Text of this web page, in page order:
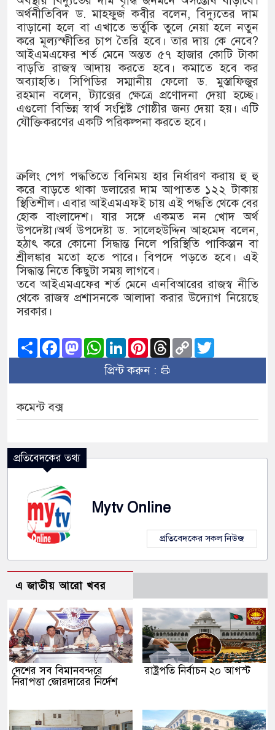
অর্থনীতিবিদ ড. মাহফুজ কবীর বলেন, বিদ্যুতের দাম
বাড়ানো হলে বা এখাতে ভর্তুকি তুলে নেয়া হলে নতুন
করে মূল্যস্ফীতির চাপ তৈরি হবে। তার দায় কে নেবে?
আইএমএফের শর্ত মেনে অন্তত ৫৭ হাজার কোটি টাকা
বাড়তি রাজস্ব আদায় করতে হবে। কমাতে হবে কর
অব্যাহতি। সিপিডির সম্মানীয় ফেলো ড. মুস্তাফিজুর
রহমান বলেন, ট্যাক্সের ক্ষেত্রে প্রণোদনা দেয়া হচ্ছে।
এগুলো বিভিন্ন স্বার্থ সংশ্লিষ্ট গোষ্ঠীর জন্য দেয়া হয়। এটি
যৌক্তিকরণের একটি পরিকল্পনা করতে হবে।
ক্রলিং পেগ পদ্ধতিতে বিনিময় হার নির্ধারণ করায় হু হু
করে বাড়তে থাকা ডলারের দাম আপাতত ১২২ টাকায়
স্থিতিশীল। এবার আইএমএফই চায় এই পদ্ধতি থেকে বের
হোক বাংলাদেশ। যার সঙ্গে একমত নন খোদ অর্থ
উপদেষ্টা।অর্থ উপদেষ্টা ড. সালেহউদ্দিন আহমেদ বলেন,
হঠাৎ করে কোনো সিদ্ধান্ত নিলে পরিস্থিতি পাকিস্তান বা
শ্রীলঙ্কার মতো হতে পারে। বিপদে পড়তে হবে। এই
সিদ্ধান্ত নিতে কিছুটা সময় লাগবে।
তবে আইএমএফের শর্ত মেনে এনবিআরের রাজস্ব নীতি
থেকে রাজস্ব প্রশাসনকে আলাদা করার উদ্যোগ নিয়েছে
সরকার।
ShareFacebook
Mastodon
WhatsApp
LinkedInPinterest
Threads
Copy
Link
প্রিন্ট করুন :
কমেন্ট বক্স
প্রতিবেদকের তথ্য
Mytv Online
প্রতিবেদকের সকল নিউজ
এ জাতীয় আরো খবর
দেশের সব বিমানবন্দরে
নিরাপত্তা জোরদারের নির্দেশ
রাষ্ট্রপতি নির্বাচন ২০ আগস্ট